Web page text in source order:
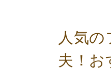
人気
夫！お